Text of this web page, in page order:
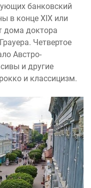
банковский
в конце XIX или
дома доктора
Четвертое
Австро-
и другие
и классицизм.